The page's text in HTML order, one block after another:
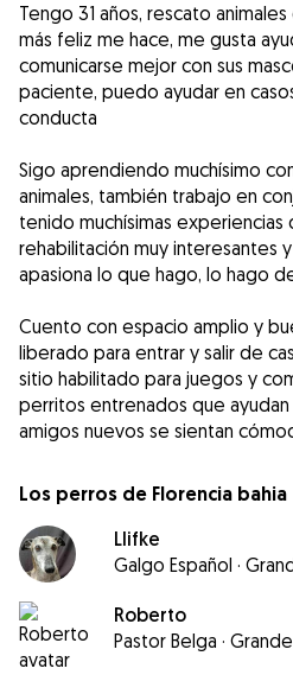
Tengo 31 años, rescato
más feliz me hace, me gusta
comunicarse mejor con sus
paciente, puedo ayudar en
conducta
Sigo aprendiendo muchísimo
animales, también trabajo en
tenido muchísimas
rehabilitación muy interesantes
apasiona lo que hago, lo hago
Cuento con espacio amplio y
liberado para entrar y salir de
sitio habilitado para juegos y
perritos entrenados que ayudan
amigos nuevos se sientan
Los perros de Florencia bahia
Llifke
Galgo Español ·
Roberto
Pastor Belga · Grande